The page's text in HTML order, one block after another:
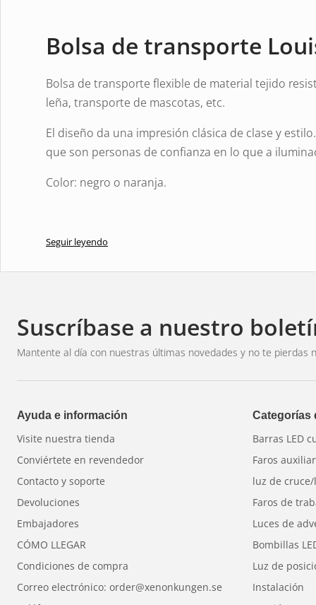
Bolsa de transporte
Bolsa de transporte flexible de material tejido
leña, transporte de mascotas, etc.
El diseño da una impresión clásica de clase y
que son personas de confianza en lo que a
Color: negro o naranja.
Seguir leyendo
Suscríbase a nuestro
Mantente al día con nuestras últimas novedades y no te pierdas
Ayuda e información
Visite nuestra tienda
Conviértete en revendedor
Contacto y soporte
Devoluciones
Embajadores
CÓMO LLEGAR
Condiciones de compra
Correo electrónico: order@xenonkungen.se
Categorías
Barras LED
Faros
luz de
Faros de
Luces de
Bombillas
Luz de
Instalación